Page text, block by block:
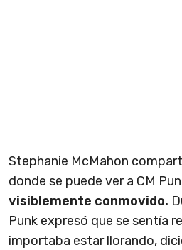
Stephanie McMahon
donde se puede ver a CM
visiblemente conmovido.
Punk expresó que se sentía
importaba estar llorando,